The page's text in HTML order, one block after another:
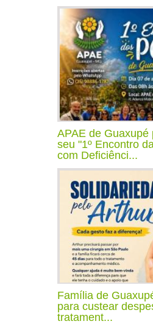
APAE de Guaxupé
seu "1º Encontro
com Deficiênci...
Família de
para custear
tratament...